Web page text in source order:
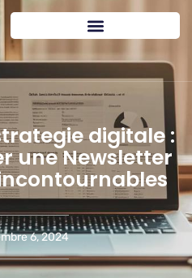
digitale :
une Newsletter
6, 2024